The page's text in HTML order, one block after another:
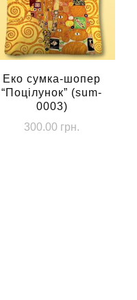
Еко сумка-шопер
“Поцілунок” (sum-
0003)
300.00 грн.